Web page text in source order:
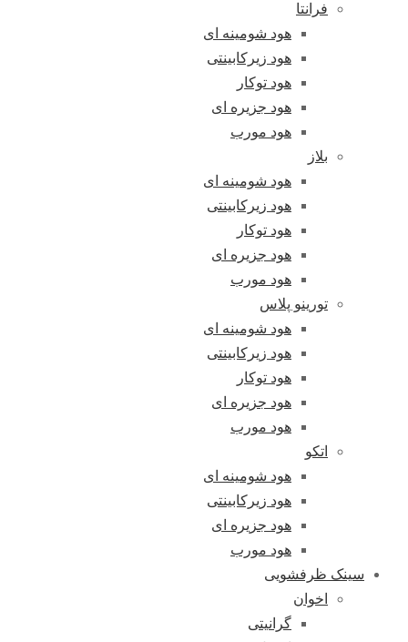
فرانتا
هود شومینه ای
هود زیرکابینتی
هود توکار
هود جزیره ای
هود مورب
بلاز
هود شومینه ای
هود زیرکابینتی
هود توکار
هود جزیره ای
هود مورب
تورینو پلاس
هود شومینه ای
هود زیرکابینتی
هود توکار
هود جزیره ای
هود مورب
اتکو
هود شومینه ای
هود زیرکابینتی
هود جزیره ای
هود مورب
سینک ظرفشویی
اخوان
گرانیتی